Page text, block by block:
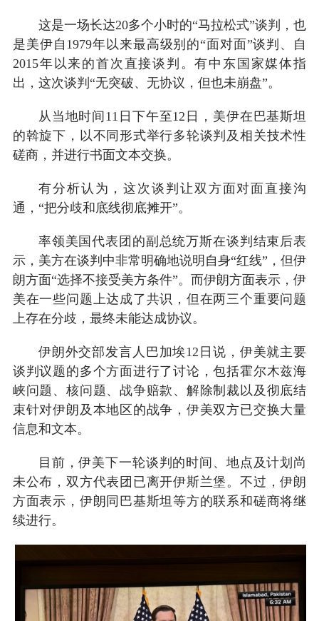
这是一场长达20多个小时的“马拉松式”谈判，也
是美伊自1979年以来最高级别的“面对面”谈判、自
2015年以来的首次直接谈判。有中东国家媒体指
出，这次谈判“无突破、无协议，但也未崩盘”。
从当地时间11日下午至12日，美伊在巴基斯坦
的斡旋下，以不同形式举行多轮谈判及相关技术性
磋商，并进行书面文本交换。
有分析认为，这次谈判让双方面对面直接沟
通，“把分歧和底线彻底摊开”。
率领美国代表团的副总统万斯在谈判结束后表
示，美方在谈判中非常明确地说明自身“红线”，但伊
朗方面“选择不接受美方条件”。而伊朗方面表示，伊
美在一些问题上达成了共识，但在两三个重要问题
上存在分歧，最终未能达成协议。
伊朗外交部发言人巴加埃12日说，伊美就主要
谈判议题的多个方面进行了讨论，包括霍尔木兹海
峡问题、核问题、战争赔款、解除制裁以及彻底结
束针对伊朗及本地区的战争，伊美双方已交换大量
信息和文本。
目前，伊美下一轮谈判的时间、地点及计划尚
未公布，双方代表团已离开伊斯兰堡。不过，伊朗
方面表示，伊朗同巴基斯坦等方的联系和磋商将继
续进行。